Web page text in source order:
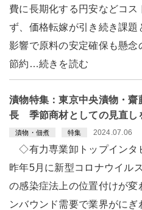
費に長期化する円安などコス
ず、価格転嫁が引き続き課
影響で原料の安定確保も懸
節約…続きを読む
漬物特集：東京中央漬物・齋
長 季節商材としての見直し
漬物・佃煮 特集 2024.07.06
◇有力専業卸トップイン
昨年5月に新型コロナウイル
の感染症法上の位置付けが変
ンバウンド需要で業界がにぎ